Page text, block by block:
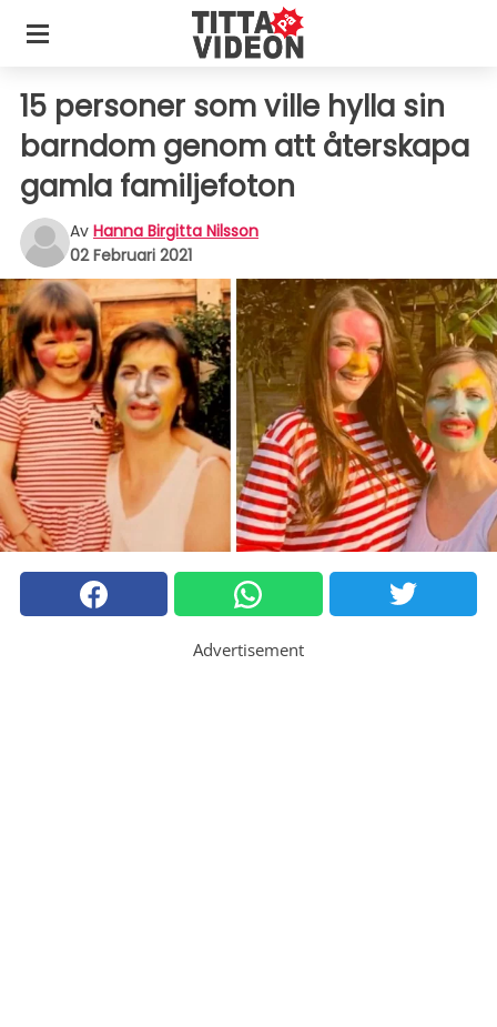
15 personer som ville hylla sin
barndom genom att återskapa
gamla familjefoton
Av Hanna Birgitta Nilsson
02 Februari 2021
Advertisement